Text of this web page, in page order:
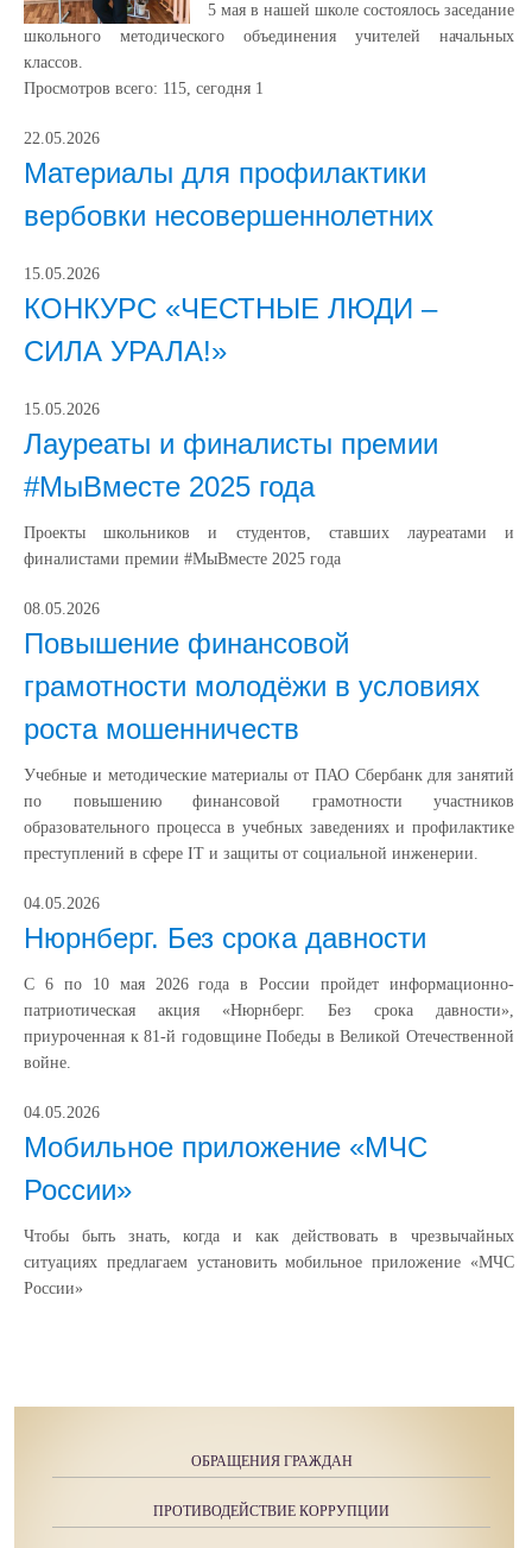
5 мая в нашей школе состоялось заседание
школьного методического объединения учителей начальных
классов.
Просмотров всего: 115, сегодня 1
22.05.2026
Материалы для профилактики
вербовки несовершеннолетних
15.05.2026
КОНКУРС «ЧЕСТНЫЕ ЛЮДИ –
СИЛА УРАЛА!»
15.05.2026
Лауреаты и финалисты премии
#МыВместе 2025 года
Проекты школьников и студентов, ставших лауреатами и
финалистами премии #МыВместе 2025 года
08.05.2026
Повышение финансовой
грамотности молодёжи в условиях
роста мошенничеств
Учебные и методические материалы от ПАО Сбербанк для занятий
по повышению финансовой грамотности участников
образовательного процесса в учебных заведениях и профилактике
преступлений в сфере IT и защиты от социальной инженерии.
04.05.2026
Нюрнберг. Без срока давности
С 6 по 10 мая 2026 года в России пройдет информационно-
патриотическая акция «Нюрнберг. Без срока давности»,
приуроченная к 81-й годовщине Победы в Великой Отечественной
войне.
04.05.2026
Мобильное приложение «МЧС
России»
Чтобы быть знать, когда и как действовать в чрезвычайных
ситуациях предлагаем установить мобильное приложение «МЧС
России»
ОБРАЩЕНИЯ ГРАЖДАН
ПРОТИВОДЕЙСТВИЕ КОРРУПЦИИ